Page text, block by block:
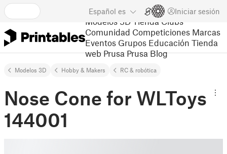
Español es Iniciar sesión
Modelos 3D Tienda Clubs
Comunidad Competiciones Marcas
Eventos Grupos Educación Tienda
web Prusa Prusa Blog
Modelos 3D Hobby & Makers RC & robótica
Nose Cone for WLToys
144001